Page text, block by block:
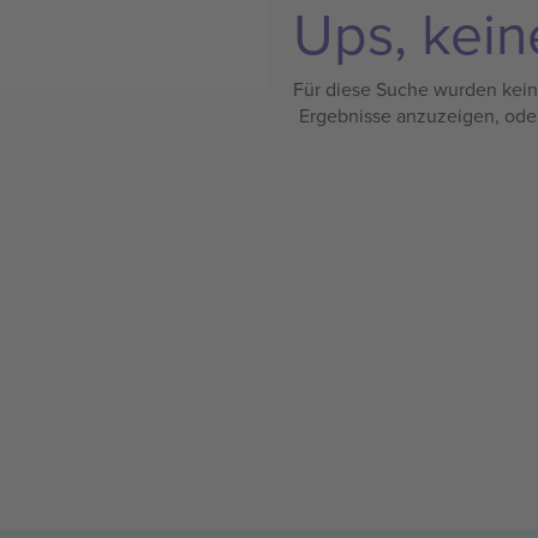
Ups,
Für diese Suche wurden
Ergebnisse anzuzeigen,